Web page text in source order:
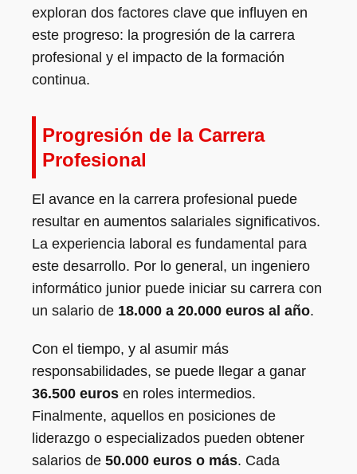
exploran dos factores clave que influyen en
este progreso: la progresión de la carrera
profesional y el impacto de la formación
continua.
Progresión de la Carrera
Profesional
El avance en la carrera profesional puede
resultar en aumentos salariales significativos.
La experiencia laboral es fundamental para
este desarrollo. Por lo general, un ingeniero
informático junior puede iniciar su carrera con
un salario de 18.000 a 20.000 euros al año.
Con el tiempo, y al asumir más
responsabilidades, se puede llegar a ganar
36.500 euros en roles intermedios.
Finalmente, aquellos en posiciones de
liderazgo o especializados pueden obtener
salarios de 50.000 euros o más. Cada